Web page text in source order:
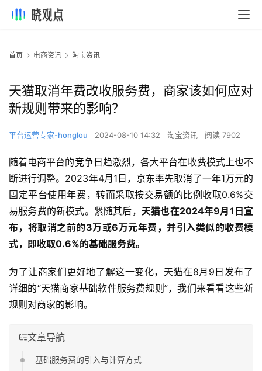
首页 电商资讯 淘宝资讯
天猫取消年费改收服务费，商家该如何应对
新规则带来的影响？
平台运营专家-honglou 2024-08-10 14:32 淘宝资讯 阅读 7902
随着电商平台的竞争日趋激烈，各大平台在收费模式上也不
断进行调整。2023年4月1日，京东率先取消了一年1万元的
固定平台使用年费，转而采取按交易额的比例收取0.6%交
易服务费的新模式。紧随其后， 天猫也在2024年9月1日宣
布，将取消之前的3万或6万元年费，并引入类似的收费模
式，即收取0.6%的基础服务费。
为了让商家们更好地了解这一变化，天猫在8月9日发布了
详细的“天猫商家基础软件服务费规则”，我们来看看这些新
规则对商家的影响。
文章导航
基础服务费的引入与计算方式